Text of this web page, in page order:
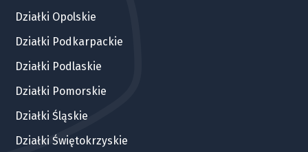
Działki Opolskie
Działki Podkarpackie
Działki Podlaskie
Działki Pomorskie
Działki Śląskie
Działki Świętokrzyskie